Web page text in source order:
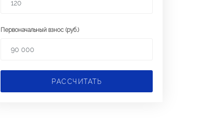
Первоначальный взнос (руб.)
РАССЧИТАТЬ